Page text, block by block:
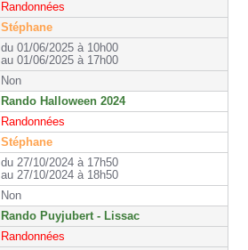
Randonnées
Stéphane
du 01/06/2025 à 10h00
au 01/06/2025 à 17h00
Non
Rando Halloween 2024
Randonnées
Stéphane
du 27/10/2024 à 17h50
au 27/10/2024 à 18h50
Non
Rando Puyjubert - Lissac
Randonnées